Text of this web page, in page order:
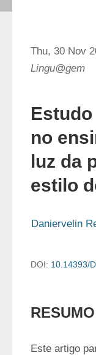
Thu, 30 Nov
Lingu@gem
no
luz da
estilo
Daniervelin
DOI: 10.14393/
RESUMO
Este artigo